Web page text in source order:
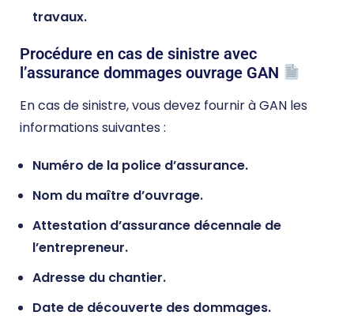
travaux.
Procédure en cas de sinistre avec
l’assurance dommages ouvrage GAN
En cas de sinistre, vous devez fournir à GAN les
informations suivantes :
Numéro de la police d’assurance.
Nom du maître d’ouvrage.
Attestation d’assurance décennale de
l’entrepreneur.
Adresse du chantier.
Date de découverte des dommages.